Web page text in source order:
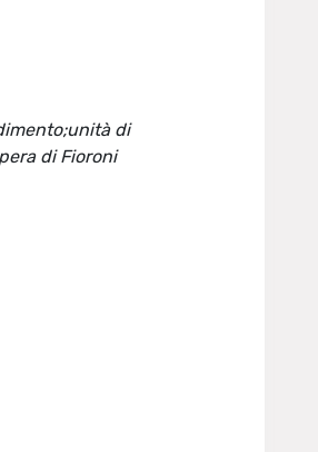
di
di Fioroni